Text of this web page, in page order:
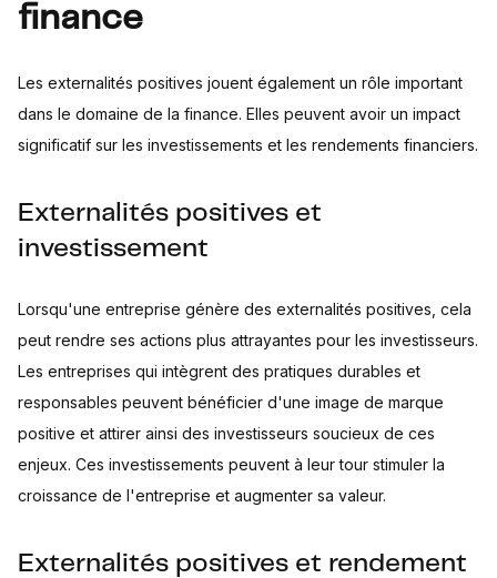
finance
Les externalités positives jouent également un rôle important
dans le domaine de la finance. Elles peuvent avoir un impact
significatif sur les investissements et les rendements financiers.
Externalités positives et
investissement
Lorsqu'une entreprise génère des externalités positives, cela
peut rendre ses actions plus attrayantes pour les investisseurs.
Les entreprises qui intègrent des pratiques durables et
responsables peuvent bénéficier d'une image de marque
positive et attirer ainsi des investisseurs soucieux de ces
enjeux. Ces investissements peuvent à leur tour stimuler la
croissance de l'entreprise et augmenter sa valeur.
Externalités positives et rendement